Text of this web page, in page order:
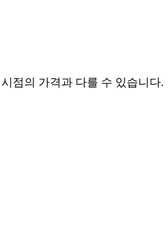
점의 가격과 다를 수 있습니다.